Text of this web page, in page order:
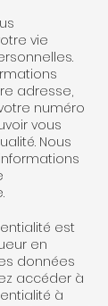
vie
adresse,
numéro
vous
Nous
est
en
données
accéder à
à